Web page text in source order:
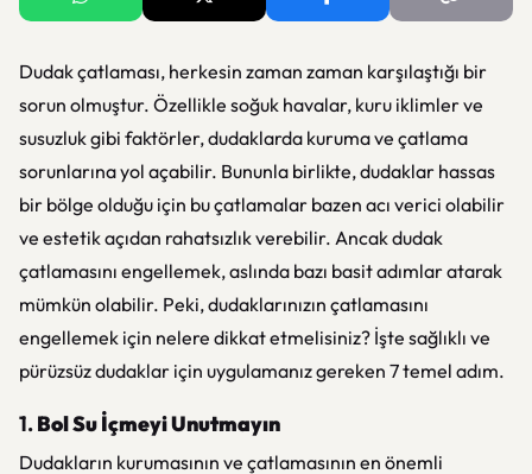
Dudak çatlaması, herkesin zaman zaman karşılaştığı bir
sorun olmuştur. Özellikle soğuk havalar, kuru iklimler ve
susuzluk gibi faktörler, dudaklarda kuruma ve çatlama
sorunlarına yol açabilir. Bununla birlikte, dudaklar hassas
bir bölge olduğu için bu çatlamalar bazen acı verici olabilir
ve estetik açıdan rahatsızlık verebilir. Ancak dudak
çatlamasını engellemek, aslında bazı basit adımlar atarak
mümkün olabilir. Peki, dudaklarınızın çatlamasını
engellemek için nelere dikkat etmelisiniz? İşte sağlıklı ve
pürüzsüz dudaklar için uygulamanız gereken 7 temel adım.
1.Bol Su İçmeyi Unutmayın
Dudakların kurumasının ve çatlamasının en önemli